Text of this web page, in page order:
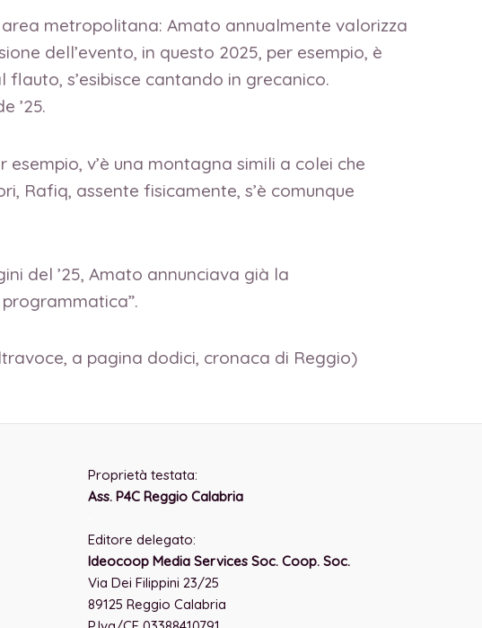
metropolitana: Amato annualmente valorizza
dell’evento, in questo 2025, per esempio, è
s’esibisce cantando in grecanico.
’25.
esempio, v’è una montagna simili a colei che
Rafiq, assente fisicamente, s’è comunque
del ’25, Amato annunciava già la
a pagina dodici, cronaca di Reggio)
Proprietà testata:
Ass. P4C Reggio Calabria
Editore delegato:
Ideocoop Media Services Soc. Coop. Soc.
Via Dei Filippini 23/25
89125 Reggio Calabria